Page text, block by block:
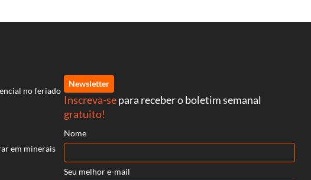
no feriado
em minerais
Newsletter
Inscreva-separa receber o boletim semanal
gratuito!
Nome
Seu melhor e-mail